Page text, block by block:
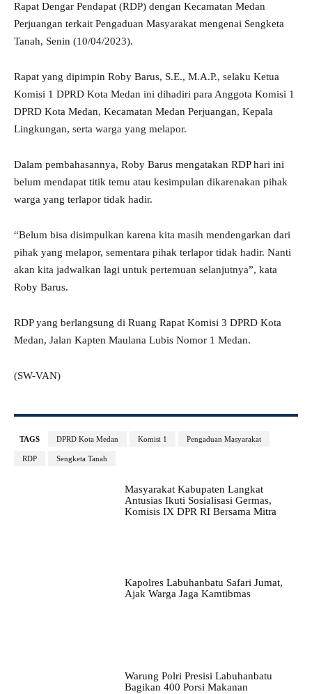
Rapat Dengar Pendapat (RDP) dengan Kecamatan Medan
Perjuangan terkait Pengaduan Masyarakat mengenai Sengketa
Tanah, Senin (10/04/2023).
Rapat yang dipimpin Roby Barus, S.E., M.A.P., selaku Ketua
Komisi 1 DPRD Kota Medan ini dihadiri para Anggota Komisi 1
DPRD Kota Medan, Kecamatan Medan Perjuangan, Kepala
Lingkungan, serta warga yang melapor.
Dalam pembahasannya, Roby Barus mengatakan RDP hari ini
belum mendapat titik temu atau kesimpulan dikarenakan pihak
warga yang terlapor tidak hadir.
“Belum bisa disimpulkan karena kita masih mendengarkan dari
pihak yang melapor, sementara pihak terlapor tidak hadir. Nanti
akan kita jadwalkan lagi untuk pertemuan selanjutnya”, kata
Roby Barus.
RDP yang berlangsung di Ruang Rapat Komisi 3 DPRD Kota
Medan, Jalan Kapten Maulana Lubis Nomor 1 Medan.
(SW-VAN)
TAGS DPRD Kota Medan Komisi 1 Pengaduan Masyarakat
RDP Sengketa Tanah
Masyarakat Kabupaten Langkat
Antusias Ikuti Sosialisasi Germas,
Komisis IX DPR RI Bersama Mitra
Kapolres Labuhanbatu Safari Jumat,
Ajak Warga Jaga Kamtibmas
Warung Polri Presisi Labuhanbatu
Bagikan 400 Porsi Makanan